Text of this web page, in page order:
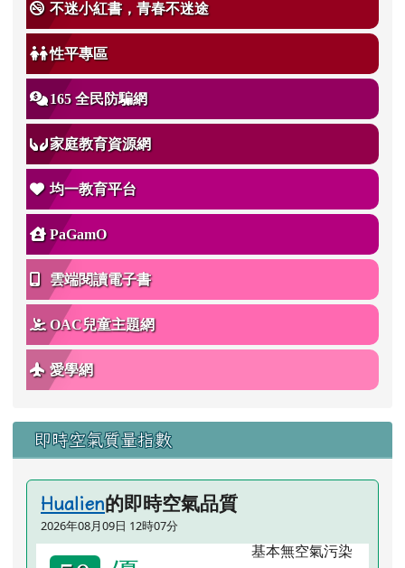
不迷小紅書，青春不迷途
性平專區
165 全民防騙網
家庭教育資源網
均一教育平台
PaGamO
雲端閱讀電子書
OAC兒童主題網
愛學網
即時空氣質量指數
Hualien的即時空氣品質
2026年08月09日 12時07分